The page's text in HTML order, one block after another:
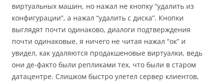
виртуальных машин, но нажал не кнопку “удалить из
конфигурации”, а нажал “удалить с диска”. Кнопки
выглядят почти одинаково, диалоги подтверждения
почти одинаковые, я ничего не читая нажал “ок” и
увидел, как удаляются продакшеновые виртуалки, ведь
они де-факто были репликами тех, что были в старом
датацентре. Слишком быстро улетел сервер клиентов,